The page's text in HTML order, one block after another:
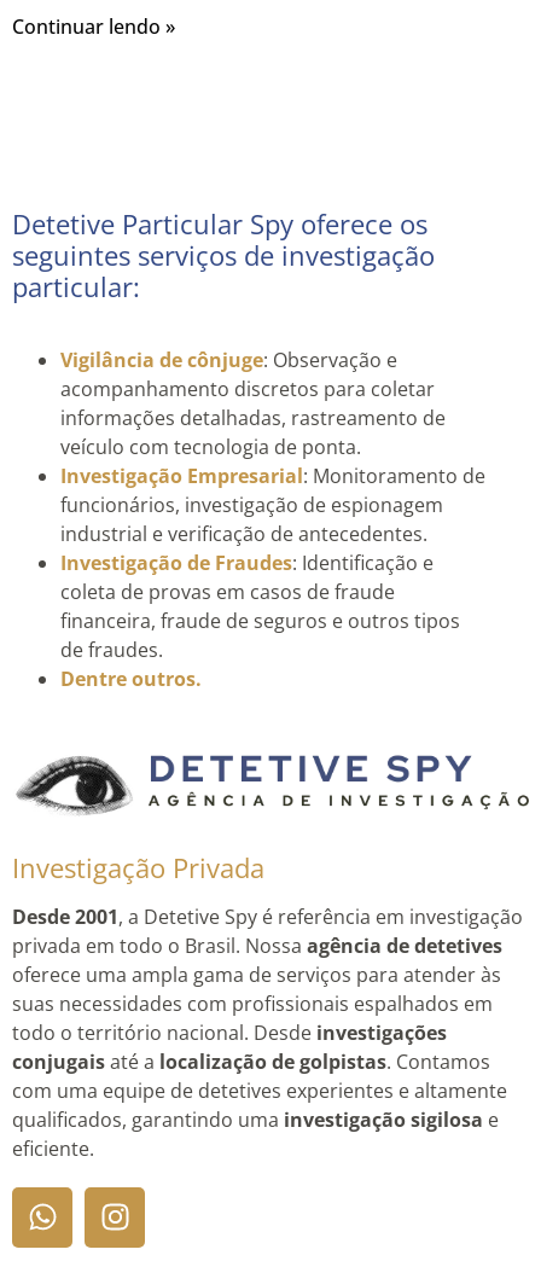
Continuar lendo »
Detetive Particular Spy oferece os
seguintes serviços de investigação
particular:
Vigilância de cônjuge: Observação e
acompanhamento discretos para coletar
informações detalhadas, rastreamento de
veículo com tecnologia de ponta.
Investigação Empresarial: Monitoramento de
funcionários, investigação de espionagem
industrial e verificação de antecedentes.
Investigação de Fraudes: Identificação e
coleta de provas em casos de fraude
financeira, fraude de seguros e outros tipos
de fraudes.
Dentre outros.
Investigação Privada
Desde 2001, a Detetive Spy é referência em investigação
privada em todo o Brasil. Nossa agência de detetives
oferece uma ampla gama de serviços para atender às
suas necessidades com profissionais espalhados em
todo o território nacional. Desde investigações
conjugaisaté a localização de golpistas. Contamos
com uma equipe de detetives experientes e altamente
qualificados, garantindo uma investigação sigilosa e
eficiente.